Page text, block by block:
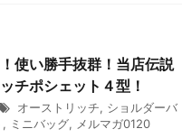
使い勝手抜群！当店伝説
チポシェット４型！
オーストリッチ, ショルダーバ
, ミニバッグ, メルマガ0120